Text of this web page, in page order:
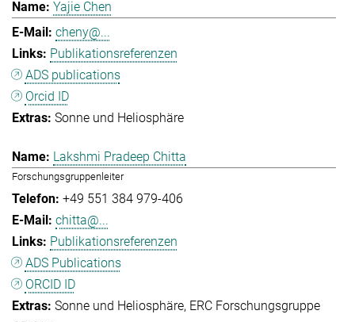
Yajie Chen
cheny@...
Publikationsreferenzen
ADS publications
Orcid ID
Sonne und Heliosphäre
Lakshmi Pradeep Chitta
Forschungsgruppenleiter
+49 551 384 979-406
chitta@...
Publikationsreferenzen
ADS Publications
ORCID ID
Sonne und Heliosphäre ERC Forschungsgruppe